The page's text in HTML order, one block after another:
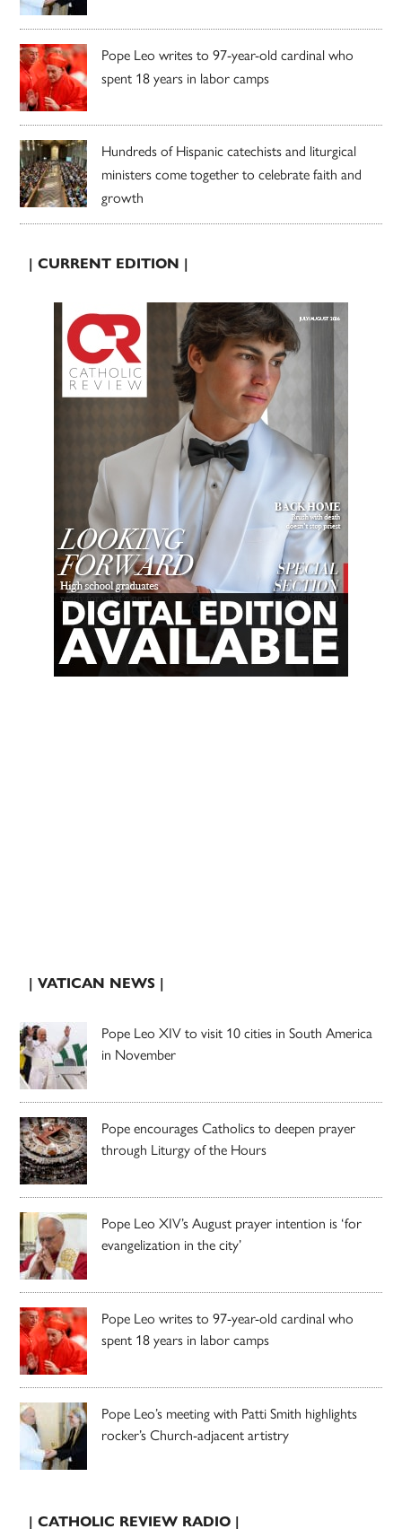
Pope Leo writes to 97-year-old cardinal who
spent 18 years in labor camps
Hundreds of Hispanic catechists and liturgical
ministers come together to celebrate faith and
growth
| CURRENT EDITION |
| VATICAN NEWS |
Pope Leo XIV to visit 10 cities in South America
in November
Pope encourages Catholics to deepen prayer
through Liturgy of the Hours
Pope Leo XIV’s August prayer intention is ‘for
evangelization in the city’
Pope Leo writes to 97-year-old cardinal who
spent 18 years in labor camps
Pope Leo’s meeting with Patti Smith highlights
rocker’s Church-adjacent artistry
| CATHOLIC REVIEW RADIO |